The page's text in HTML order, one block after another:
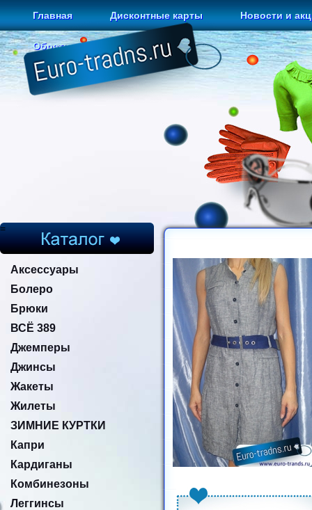
Главная Дисконтные карты Новости и
Обратная связь
=
Аксессуары
Болеро
Брюки
ВСЁ 389
Джемперы
Джинсы
Жакеты
Жилеты
ЗИМНИЕ КУРТКИ
Капри
Кардиганы
Комбинезоны
Леггинсы